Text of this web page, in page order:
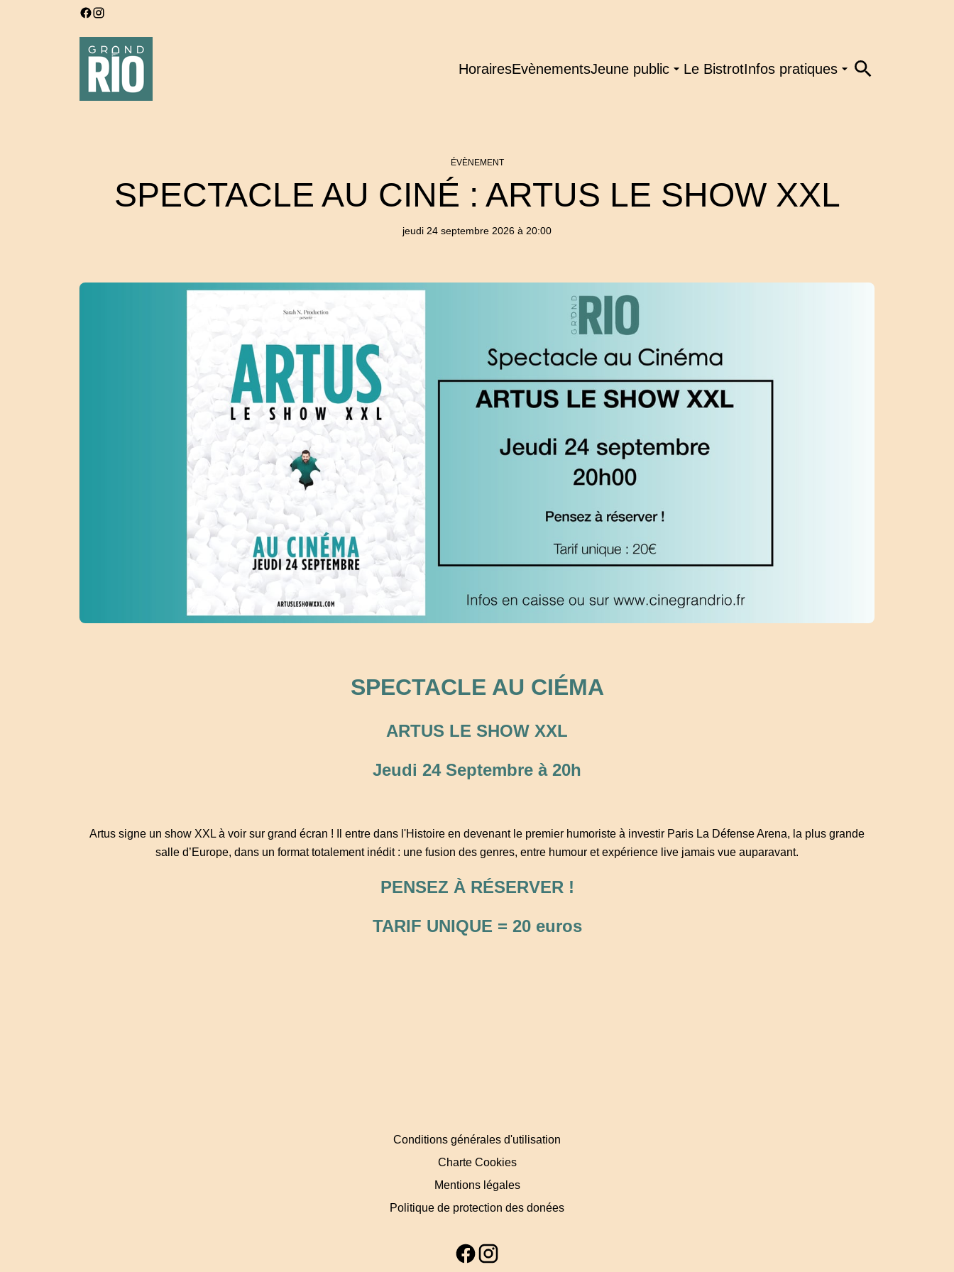
HorairesEvènementsJeune public Le BistrotInfos pratiques
ÉVÈNEMENT
SPECTACLE AU CINÉ : ARTUS LE SHOW XXL
jeudi 24 septembre 2026 à 20:00
SPECTACLE AU CIÉMA
ARTUS LE SHOW XXL
Jeudi 24 Septembre à 20h
Artus signe un show XXL à voir sur grand écran ! Il entre dans l'Histoire en devenant le premier humoriste à investir Paris La Défense Arena, la plus grande
salle d’Europe, dans un format totalement inédit : une fusion des genres, entre humour et expérience live jamais vue auparavant.
PENSEZ À RÉSERVER !
TARIF UNIQUE = 20 euros
Conditions générales d'utilisation
Charte Cookies
Mentions légales
Politique de protection des donées